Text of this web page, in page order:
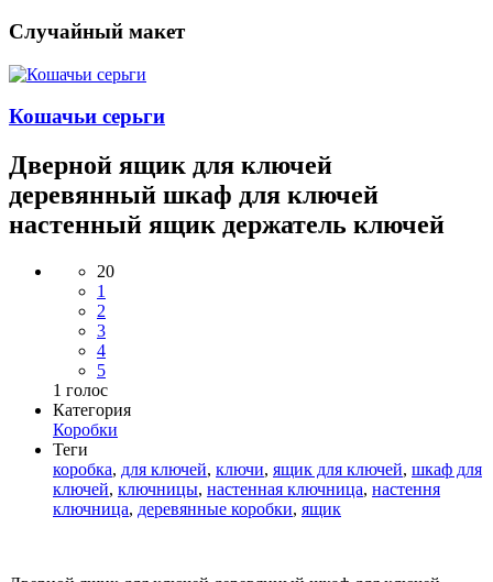
Случайный макет
Кошачьи серьги
Дверной ящик для ключей
деревянный шкаф для ключей
настенный ящик держатель ключей
20
1
2
3
4
5
1 голос
Категория
Коробки
Теги
коробка, для ключей, ключи, ящик для ключей, шкаф для
ключей, ключницы, настенная ключница, настення
ключница, деревянные коробки, ящик